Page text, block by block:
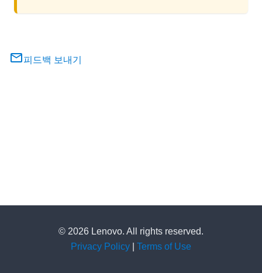
피드백 보내기
© 2026 Lenovo. All rights reserved.
Privacy Policy
Terms of Use